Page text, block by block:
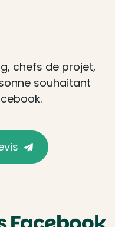
chefs de projet,
souhaitant